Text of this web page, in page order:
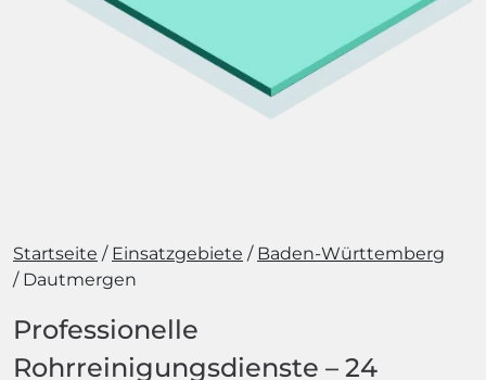
Startseite Einsatzgebiete
Baden-Württemberg
Dautmergen
Professionelle
Rohrreinigungsdienste – 24